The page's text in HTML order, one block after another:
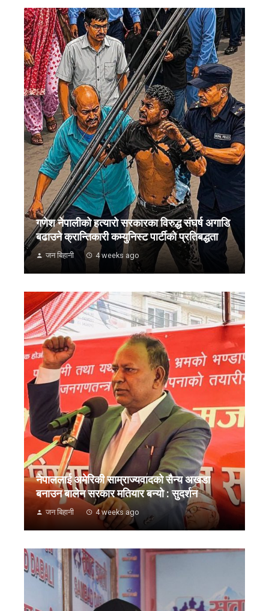
गणेश नेपालीको हत्यारो सरकारका विरुद्ध संघर्ष अगाडि
बढाउने क्रान्तिकारी कम्युनिस्ट पार्टीको प्रतिबद्धता
जन बिहानी 4 weeks ago
नेपाललाई अमेरिकी साम्राज्यवादको सैन्य अखडा
बनाउन बालेन सरकार मतियार बन्यो : सुदर्शन
जन बिहानी 4 weeks ago